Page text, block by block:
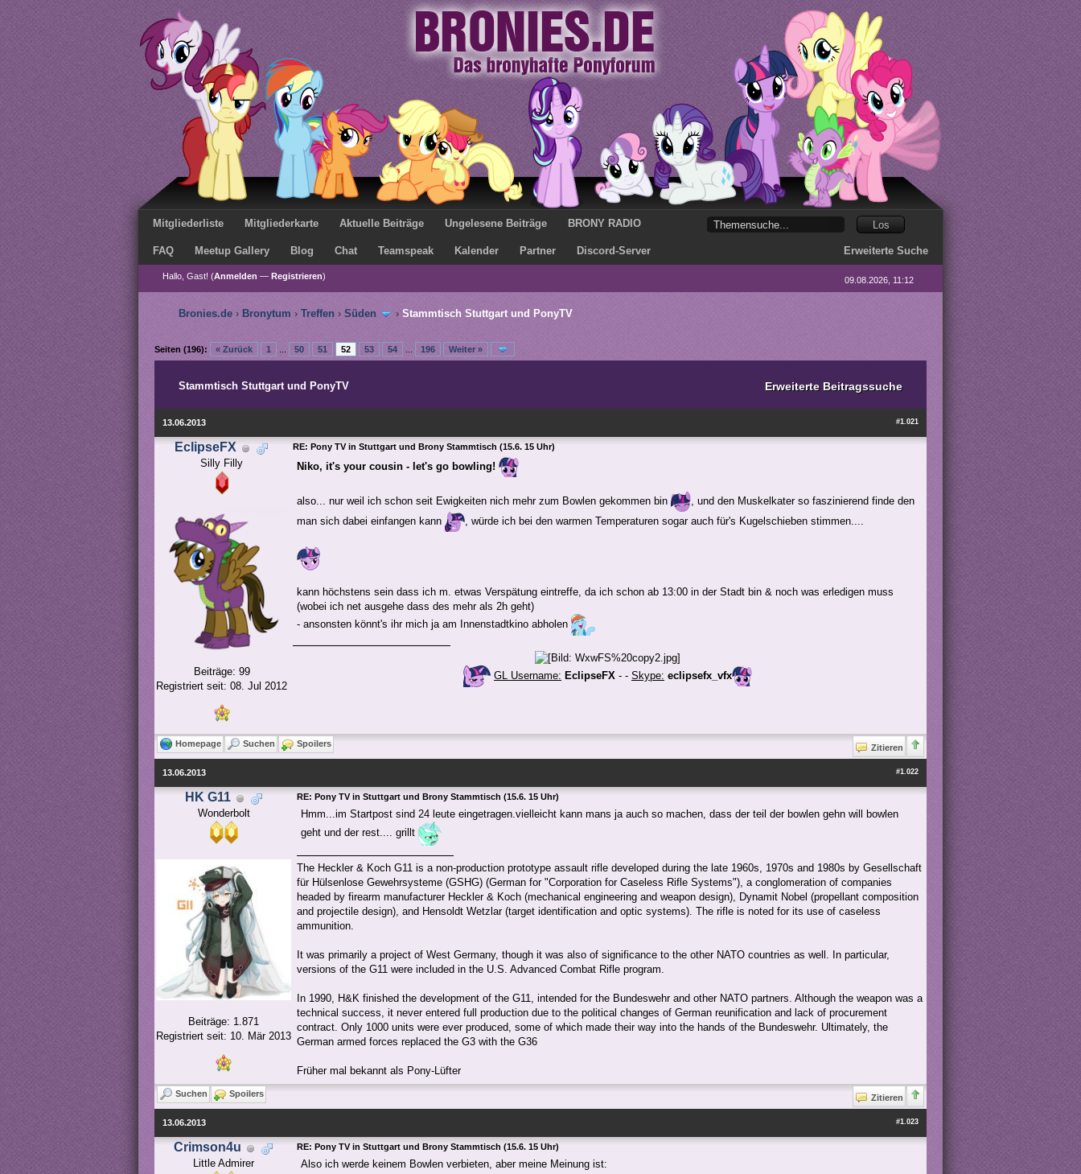
Mitgliederliste Mitgliederkarte Aktuelle Beiträge Ungelesene Beiträge BRONY RADIO
FAQ Meetup Gallery Blog Chat Teamspeak Kalender Partner Discord-Server Erweiterte Suche
Hallo, Gast! (Anmelden — Registrieren) 09.08.2026, 11:12
Bronies.de › Bronytum › Treffen › Süden › Stammtisch Stuttgart und PonyTV
Seiten (196): « Zurück 1 50 51 52 53 54 196 Weiter »
Erweiterte Beitragssuche
Stammtisch Stuttgart und PonyTV
#1.021
13.06.2013
EclipseFX
Silly Filly
Beiträge: 99
Registriert seit: 08. Jul 2012
RE: Pony TV in Stuttgart und Brony Stammtisch (15.6. 15 Uhr)
Niko, it's your cousin - let's go bowling!
also... nur weil ich schon seit Ewigkeiten nich mehr zum Bowlen gekommen bin
, und den Muskelkater so faszinierend finde den
man sich dabei einfangen kann
, würde ich bei den warmen Temperaturen sogar auch für's Kugelschieben stimmen....
kann höchstens sein dass ich m. etwas Verspätung eintreffe, da ich schon ab 13:00 in der Stadt bin & noch was erledigen muss
(wobei ich net ausgehe dass des mehr als 2h geht)
- ansonsten könnt's ihr mich ja am Innenstadtkino abholen
GL Username: EclipseFX - - Skype: eclipsefx_vfx
Homepage Suchen Spoilers Zitieren
#1.022
13.06.2013
HK G11
Wonderbolt
Beiträge: 1.871
Registriert seit: 10. Mär 2013
RE: Pony TV in Stuttgart und Brony Stammtisch (15.6. 15 Uhr)
Hmm...im Startpost sind 24 leute eingetragen.vielleicht kann mans ja auch so machen, dass der teil der bowlen gehn will bowlen
geht und der rest.... grillt
The Heckler & Koch G11 is a non-production prototype assault rifle developed during the late 1960s, 1970s and 1980s by Gesellschaft
für Hülsenlose Gewehrsysteme (GSHG) (German for "Corporation for Caseless Rifle Systems"), a conglomeration of companies
headed by firearm manufacturer Heckler & Koch (mechanical engineering and weapon design), Dynamit Nobel (propellant composition
and projectile design), and Hensoldt Wetzlar (target identification and optic systems). The rifle is noted for its use of caseless
ammunition.
It was primarily a project of West Germany, though it was also of significance to the other NATO countries as well. In particular,
versions of the G11 were included in the U.S. Advanced Combat Rifle program.
In 1990, H&K finished the development of the G11, intended for the Bundeswehr and other NATO partners. Although the weapon was a
technical success, it never entered full production due to the political changes of German reunification and lack of procurement
contract. Only 1000 units were ever produced, some of which made their way into the hands of the Bundeswehr. Ultimately, the
German armed forces replaced the G3 with the G36
Früher mal bekannt als Pony-Lüfter
Suchen Spoilers Zitieren
#1.023
13.06.2013
Crimson4u
Little Admirer
RE: Pony TV in Stuttgart und Brony Stammtisch (15.6. 15 Uhr)
Also ich werde keinem Bowlen verbieten, aber meine Meinung ist: